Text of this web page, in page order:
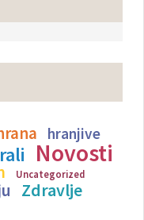
hranjive
Novosti
Uncategorized
Zdravlje